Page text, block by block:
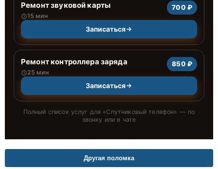
Ремонт звуковой карты
15 мин
700 ₽
Записаться
Ремонт контроллера заряда
25 мин
850 ₽
Записаться
Полный список услуг для «Спутниковый телефон» — по
звонку или в чате
Другая поломка